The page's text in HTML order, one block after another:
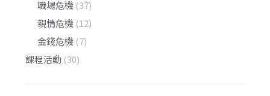
職場危機 (37)
親情危機 (12)
金錢危機 (7)
課程活動 (30)